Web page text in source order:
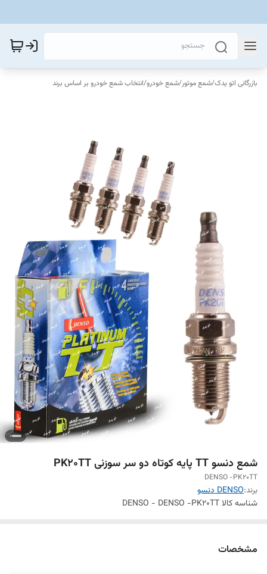
بازرگانی اتو یدک/شمع موتور/شمع خودرو/انتخاب شمع خودرو بر اساس برند
شمع دنسو TT پایه کوتاه دو سر سوزنی PK20TT
DENSO -PK20TT
برند:DENSO دنسو
شناسه کالاDENSO - DENSO -PK20TT
مشخصات